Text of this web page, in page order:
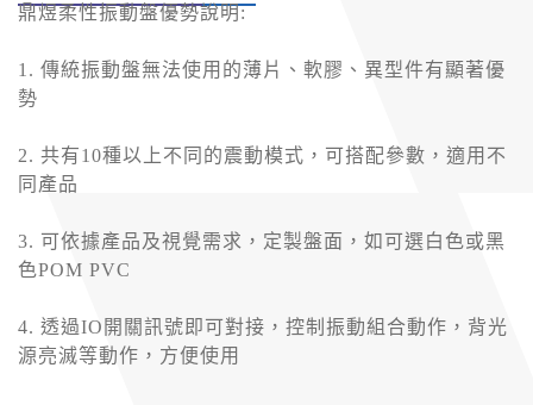
鼎煜柔性振動盤優勢說明:
1. 傳統振動盤無法使用的薄片、軟膠、異型件有顯著優
勢
2. 共有10種以上不同的震動模式，可搭配參數，適用不
同產品
3. 可依據產品及視覺需求，定製盤面，如可選白色或黑
色POM PVC
4. 透過IO開關訊號即可對接，控制振動組合動作，背光
源亮滅等動作，方便使用